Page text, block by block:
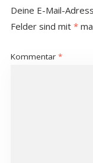
Deine E-Mail-
Felder sind mit *
Kommentar *